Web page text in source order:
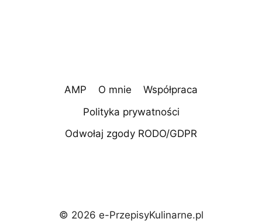
AMP O mnie
Współpraca
Polityka prywatności
Odwołaj zgody RODO/GDPR
© 2026 e-PrzepisyKulinarne.pl